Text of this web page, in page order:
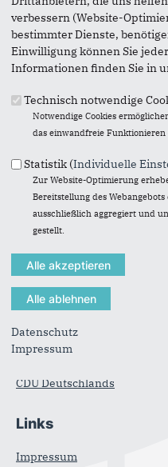
STARTSEITE
UNTERSTÜTZEN
MEINE TERMINE
AKTUELLES
MEINE THEMEN
ÜBER MICH
Fußbereich
Im Web
CDU Landtagsfraktion
CDU Rendsburg-Eckernförde
CDU Deutschlands
Links
Impressum
verbessern (Website-
bestimmter Dienste,
Einwilligung können Sie
Informationen finden Sie in
Technisch notwendige
Notwendige Cookies
das einwandfreie Funktionieren
Statistik (Individuelle
Zur Website-Optimierung
Bereitstellung des
ausschließlich aggregiert und
gestellt.
Datenschutz
Impressum